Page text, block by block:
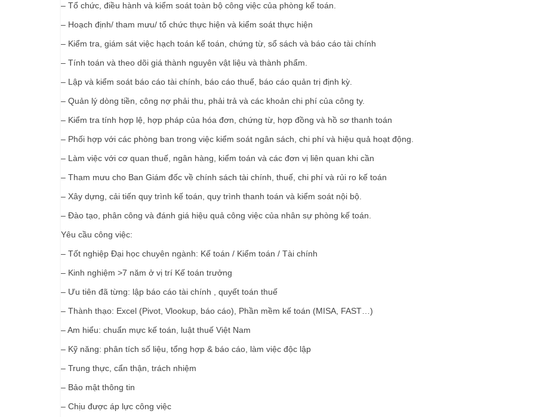
– Tổ chức, điều hành và kiểm soát toàn bộ công việc của phòng kế toán.
– Hoạch định/ tham mưu/ tổ chức thực hiện và kiểm soát thực hiện
– Kiểm tra, giám sát việc hạch toán kế toán, chứng từ, sổ sách và báo cáo tài chính
– Tính toán và theo dõi giá thành nguyên vật liệu và thành phẩm.
– Lập và kiểm soát báo cáo tài chính, báo cáo thuế, báo cáo quản trị định kỳ.
– Quản lý dòng tiền, công nợ phải thu, phải trả và các khoản chi phí của công ty.
– Kiểm tra tính hợp lệ, hợp pháp của hóa đơn, chứng từ, hợp đồng và hồ sơ thanh toán
– Phối hợp với các phòng ban trong việc kiểm soát ngân sách, chi phí và hiệu quả hoạt động.
– Làm việc với cơ quan thuế, ngân hàng, kiểm toán và các đơn vị liên quan khi cần
– Tham mưu cho Ban Giám đốc về chính sách tài chính, thuế, chi phí và rủi ro kế toán
– Xây dựng, cải tiến quy trình kế toán, quy trình thanh toán và kiểm soát nội bộ.
– Đào tạo, phân công và đánh giá hiệu quả công việc của nhân sự phòng kế toán.
Yêu cầu công việc:
– Tốt nghiệp Đại học chuyên ngành: Kế toán / Kiểm toán / Tài chính
– Kinh nghiệm >7 năm ở vị trí Kế toán trưởng
– Ưu tiên đã từng: lập báo cáo tài chính , quyết toán thuế
– Thành thạo: Excel (Pivot, Vlookup, báo cáo), Phần mềm kế toán (MISA, FAST…)
– Am hiểu: chuẩn mực kế toán, luật thuế Việt Nam
– Kỹ năng: phân tích số liệu, tổng hợp & báo cáo, làm việc độc lập
– Trung thực, cẩn thận, trách nhiệm
– Bảo mật thông tin
– Chịu được áp lực công việc